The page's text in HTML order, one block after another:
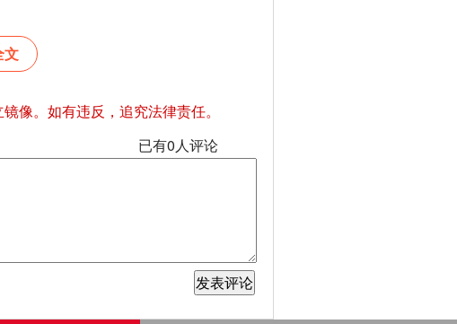
文
像。如有违反，追究法律责任。
已有0人评论